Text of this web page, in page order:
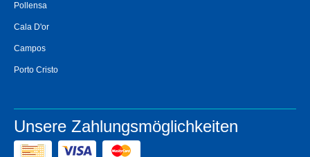
Pollensa
Cala D'or
Campos
Porto Cristo
Unsere Zahlungsmöglichkeiten